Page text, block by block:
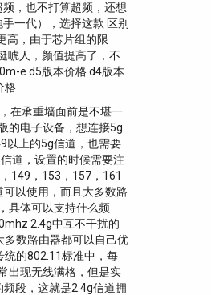
，也不打算超频，还想
一代），选择这款 区别
高，由于芯片组的限
唬人，颜值提高了，不
e d5版本价格 d4版本
.
在承重墙面前是不堪一
的电子设备，想连接5g
以上的5g信道，也需要
道，设置的时候需要注
149，153，157，161
以使用，而且大多数路
具体可以支持什么频
2.4g中互不干扰的
多数路由器都可以自己优
统的802.11标准中，每
出现无线满格，但是实
段，这就是2.4g信道拥